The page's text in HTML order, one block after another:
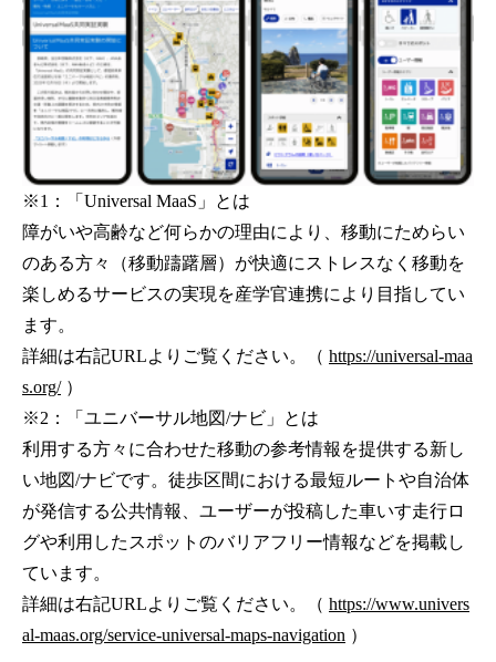
※1：「Universal MaaS」とは
障がいや高齢など何らかの理由により、移動にためらい
のある方々（移動躊躇層）が快適にストレスなく移動を
楽しめるサービスの実現を産学官連携により目指してい
ます。
詳細は右記URLよりご覧ください。（ https://universal-maa
s.org/）
※2：「ユニバーサル地図/ナビ」とは
利用する方々に合わせた移動の参考情報を提供する新し
い地図/ナビです。徒歩区間における最短ルートや自治体
が発信する公共情報、ユーザーが投稿した車いす走行ロ
グや利用したスポットのバリアフリー情報などを掲載し
ています。
詳細は右記URLよりご覧ください。（ https://www.univers
al-maas.org/service-universal-maps-navigation ）